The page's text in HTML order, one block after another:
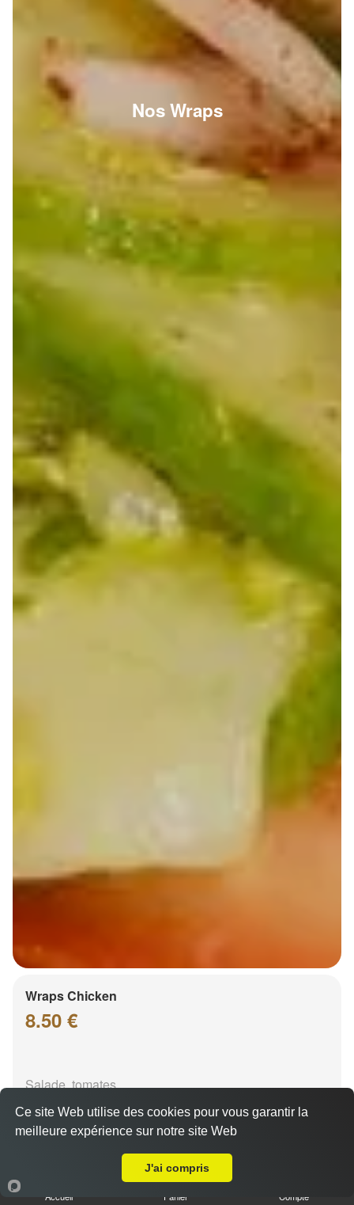
Nos Wraps
Wraps Chicken
8.50 €
Salade, tomates
Accueil Panier Compte
Ce site Web utilise des cookies pour vous garantir la
meilleure expérience sur notre site Web
J'ai compris